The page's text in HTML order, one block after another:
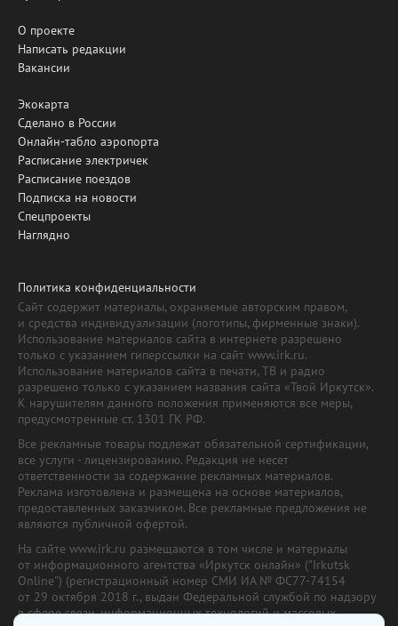
О проекте
Написать редакции
Вакансии
Экокарта
Сделано в России
Онлайн-табло аэропорта
Расписание электричек
Расписание поездов
Подписка на новости
Спецпроекты
Наглядно
Политика конфиденциальности
Сайт содержит материалы, охраняемые авторским правом,
и средства индивидуализации (логотипы, фирменные знаки).
Использование материалов сайта в интернете разрешено
только с указанием гиперссылки на сайт www.irk.ru.
Использование материалов сайта в печати, ТВ и радио
разрешено только с указанием названия сайта «Твой Иркутск».
К нарушителям данного положения применяются все меры,
предусмотренные ст. 1301 ГК РФ.
Все рекламные товары подлежат обязательной сертификации,
все услуги - лицензированию. Редакция не несет
ответственности за содержание рекламных материалов.
Реклама изготовлена и размещена на основе материалов,
предоставленных заказчиком. Все рекламные предложения не
являются публичной офертой.
На сайте www.irk.ru размещаются в том числе и материалы
от информационного агентства «Иркутск онлайн» ("Irkutsk
Online") (регистрационный номер СМИ ИА № ФС77-74154
от 29 октября 2018 г., выдан Федеральной службой по надзору
в сфере связи, информационных технологий и массовых